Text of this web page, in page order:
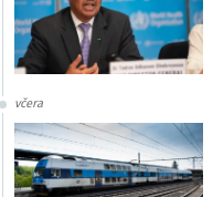
včera